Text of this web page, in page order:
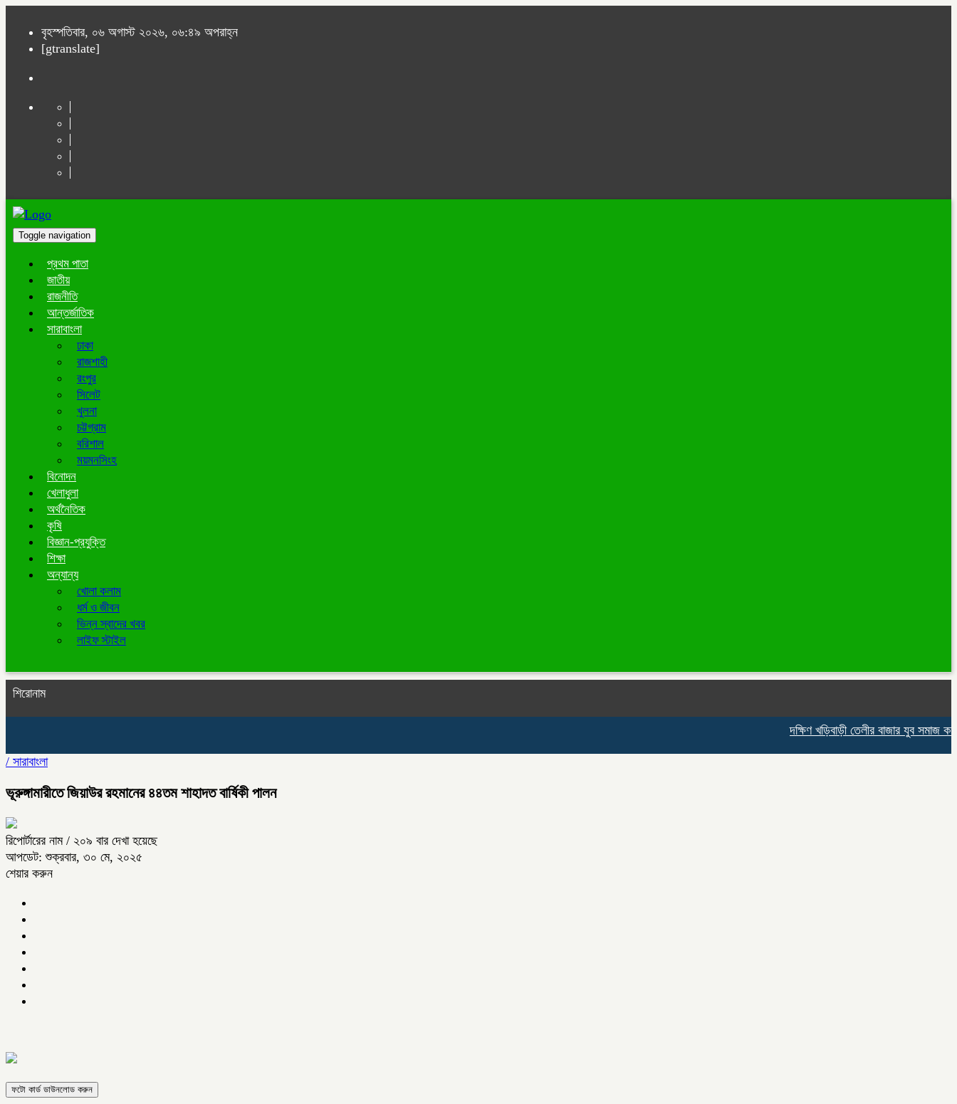
বৃহস্পতিবার, ০৬ অগাস্ট ২০২৬, ০৬:৪৯ অপরাহ্ন
[gtranslate]
Toggle navigation
প্রথম পাতা
জাতীয়
রাজনীতি
আন্তর্জাতিক
সারাবাংলা
ঢাকা
রাজশাহী
রংপুর
সিলেট
খুলনা
চট্টগ্রাম
বরিশাল
ময়মনসিংহ
বিনোদন
খেলাধুলা
অর্থনৈতিক
কৃষি
বিজ্ঞান-প্রযুক্তি
শিক্ষা
অন্যান্য
খোলা কলাম
ধর্ম ও জীবন
ভিন্ন স্বাদের খবর
লাইফ স্টাইল
শিরোনাম
দক্ষিণ খড়িবাড়ী তেলীর বাজার যুব সমাজ
/ সারাবাংলা
ভূরুঙ্গামারীতে জিয়াউর রহমানের ৪৪তম শাহাদত বার্ষিকী পালন
রিপোর্টারের নাম / ২০৯ বার দেখা হয়েছে
আপডেট: শুক্রবার, ৩০ মে, ২০২৫
শেয়ার করুন
ফটো কার্ড ডাউনলোড করুন